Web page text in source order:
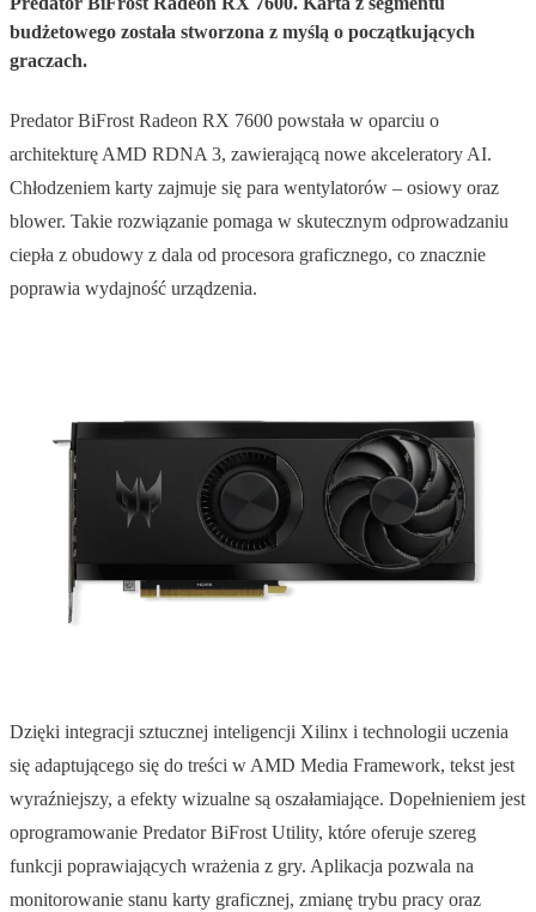
budżetowego została stworzona z myślą o początkujących
graczach.
Predator BiFrost Radeon RX 7600 powstała w oparciu o
architekturę AMD RDNA 3, zawierającą nowe akceleratory AI.
Chłodzeniem karty zajmuje się para wentylatorów – osiowy oraz
blower. Takie rozwiązanie pomaga w skutecznym odprowadzaniu
ciepła z obudowy z dala od procesora graficznego, co znacznie
poprawia wydajność urządzenia.
Dzięki integracji sztucznej inteligencji Xilinx i technologii uczenia
się adaptującego się do treści w AMD Media Framework, tekst jest
wyraźniejszy, a efekty wizualne są oszałamiające. Dopełnieniem jest
oprogramowanie Predator BiFrost Utility, które oferuje szereg
funkcji poprawiających wrażenia z gry. Aplikacja pozwala na
monitorowanie stanu karty graficznej, zmianę trybu pracy oraz